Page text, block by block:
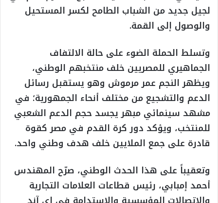
لجيل جديد من الشباب الطامح لكسر المستحيل
والوصول إلى القمة.
وتسلط الحملة الضوء على حالة الالتفاف
الجماهيري للمصريين خلف منتخبهم الوطني،
ويظهر النجم عمر مرموش وهو يستقبل رسائل
الدعم والتشجيع من مختلف أنحاء الجمهورية؛ في
مشهد سينمائي مبهر يجسد حجم الدعم الشعبي
للمنتخب، ويؤكد دور كرة القدم في مصر كقوة
قادرة على جمع الملايين خلف هدف وطني واحد.
وتعقيباً على هذا الحدث الوطني، صرّح المهندس
أحمد إمبابي، رئيس قطاعات العلامات التجارية